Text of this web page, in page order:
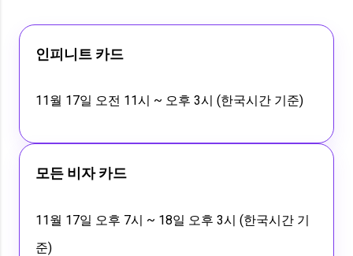
인피니트 카드
11월 17일 오전 11시 ~ 오후 3시 (한국시간 기준)
모든 비자 카드
11월 17일 오후 7시 ~ 18일 오후 3시 (한국시간 기
준)